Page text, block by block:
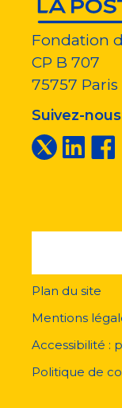
Fondation
CP B 707
75757 Paris
Suivez-
pied
page
Plan du site
Mentions
Accessibilité :
Politique de